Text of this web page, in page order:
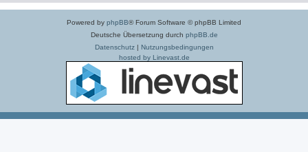
Powered by phpBB® Forum Software © phpBB Limited
Deutsche Übersetzung durch phpBB.de
Datenschutz| Nutzungsbedingungen
hosted by Linevast.de